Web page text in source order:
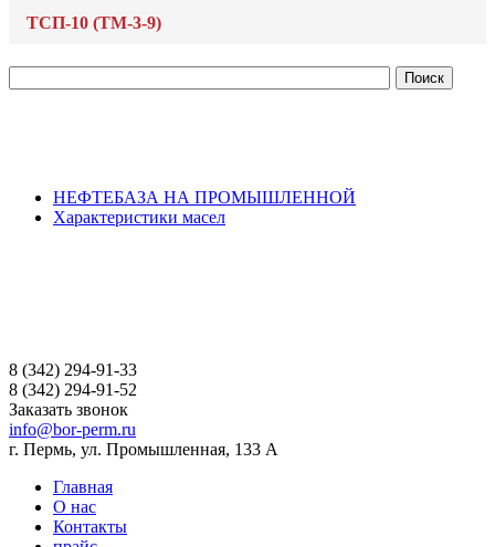
ТСП-10 (ТМ-3-9)
НЕФТЕБАЗА НА ПРОМЫШЛЕННОЙ
Характеристики масел
8 (342) 294-91-33
8 (342) 294-91-52
Заказать звонок
info@bor-perm.ru
г. Пермь, ул. Промышленная, 133 А
Главная
О нас
Контакты